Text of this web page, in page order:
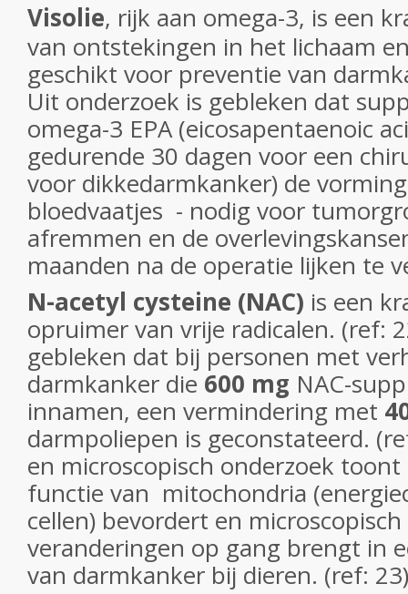
Visolie, rijk aan omega-3, is een
van ontstekingen in het lichaam
geschikt voor preventie van
Uit onderzoek is gebleken dat
omega-3 EPA (eicosapentaenoic
gedurende 30 dagen voor een
voor dikkedarmkanker) de
bloedvaatjes - nodig voor
afremmen en de
maanden na de operatie lijken te
N-acetyl cysteine (NAC) is een
opruimer van vrije radicalen. (ref:
gebleken dat bij personen met
darmkanker die 600 mg NAC-
innamen, een vermindering met
darmpoliepen is geconstateerd.
en microscopisch onderzoek toont
functie van mitochondria
cellen) bevordert en
veranderingen op gang brengt in
van darmkanker bij dieren. (ref: 23)